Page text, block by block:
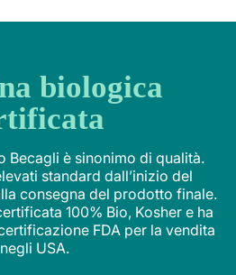
biologica
Becagli è sinonimo di qualità.
standard dall’inizio del
consegna del prodotto finale.
100% Bio, Kosher e ha
FDA per la vendita
negli USA.